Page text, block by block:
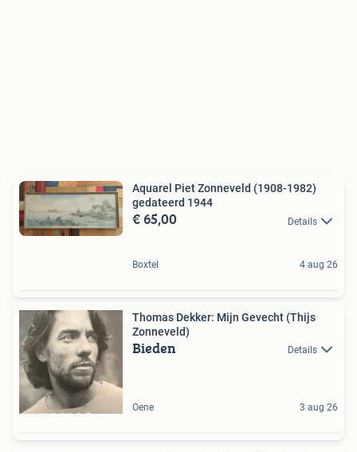
Aquarel Piet Zonneveld (1908-1982)
gedateerd 1944
€ 65,00 Details
Boxtel 4 aug 26
Thomas Dekker: Mijn Gevecht (Thijs
Zonneveld)
Bieden Details
Oene 3 aug 26